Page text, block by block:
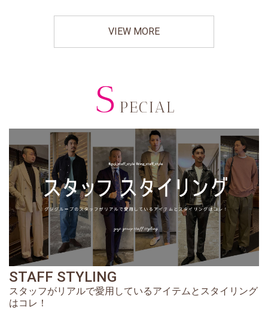
VIEW MORE
S PECIAL
STAFF STYLING
スタッフがリアルで愛用しているアイテムとスタイリング
はコレ！